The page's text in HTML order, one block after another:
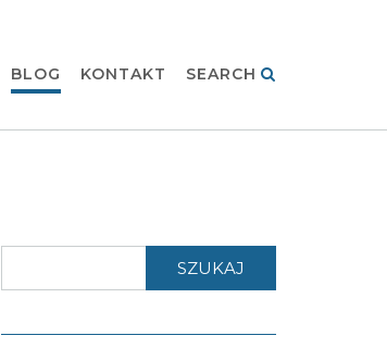
BLOG KONTAKT SEARCH
SZUKAJ